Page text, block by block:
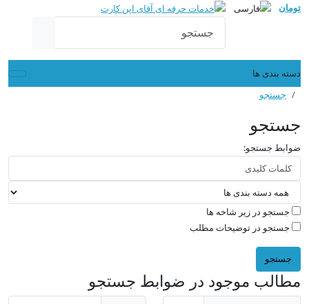
تومان
دسته بندی ها
جستجو
جستجو
ضوابط جستجو:
جستجو در زیر شاخه ها
جستجو در توضیحات مطلب
مطالب موجود در ضوابط جستجو